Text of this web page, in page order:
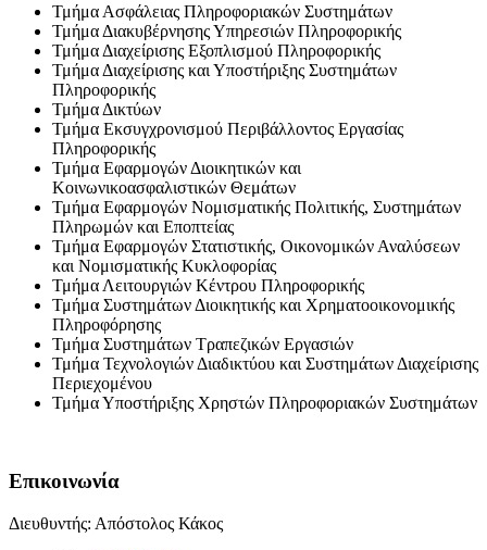
Τμήμα Ασφάλειας Πληροφοριακών Συστημάτων
Τμήμα Διακυβέρνησης Υπηρεσιών Πληροφορικής
Τμήμα Διαχείρισης Εξοπλισμού Πληροφορικής
Τμήμα Διαχείρισης και Υποστήριξης Συστημάτων
Πληροφορικής
Τμήμα Δικτύων
Τμήμα Εκσυγχρονισμού Περιβάλλοντος Εργασίας
Πληροφορικής
Τμήμα Εφαρμογών Διοικητικών και
Κοινωνικοασφαλιστικών Θεμάτων
Τμήμα Εφαρμογών Νομισματικής Πολιτικής, Συστημάτων
Πληρωμών και Εποπτείας
Τμήμα Εφαρμογών Στατιστικής, Οικονομικών Αναλύσεων
και Νομισματικής Κυκλοφορίας
Τμήμα Λειτουργιών Κέντρου Πληροφορικής
Τμήμα Συστημάτων Διοικητικής και Χρηματοοικονομικής
Πληροφόρησης
Τμήμα Συστημάτων Τραπεζικών Εργασιών
Τμήμα Τεχνολογιών Διαδικτύου και Συστημάτων Διαχείρισης
Περιεχομένου
Τμήμα Υποστήριξης Χρηστών Πληροφοριακών Συστημάτων
Επικοινωνία
Διευθυντής: Απόστολος Κάκος